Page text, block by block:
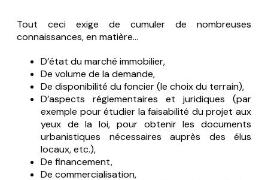
Tout ceci exige de cumuler de nombreuses
connaissances, en matière…
D’état du marché immobilier,
De volume de la demande,
De disponibilité du foncier (le choix du terrain),
D’aspects réglementaires et juridiques (par
exemple pour étudier la faisabilité du projet aux
yeux de la loi, pour obtenir les documents
urbanistiques nécessaires auprès des élus
locaux, etc.),
De financement,
De commercialisation,